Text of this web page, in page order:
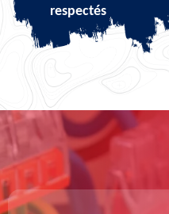
respectés